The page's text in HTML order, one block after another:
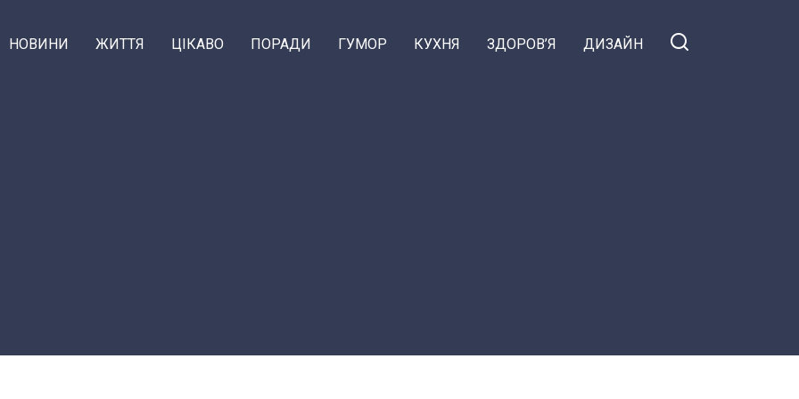
НОВИНИ ЖИТТЯ ЦІКАВО ПОРАДИ ГУМОР КУХНЯ ЗДОРОВ’Я ДИЗАЙН